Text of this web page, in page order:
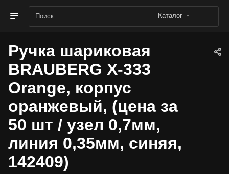
Каталог
Ручка шариковая
BRAUBERG X-333
Orange, корпус
оранжевый, (цена за
50 шт / узел 0,7мм,
линия 0,35мм, синяя,
142409)